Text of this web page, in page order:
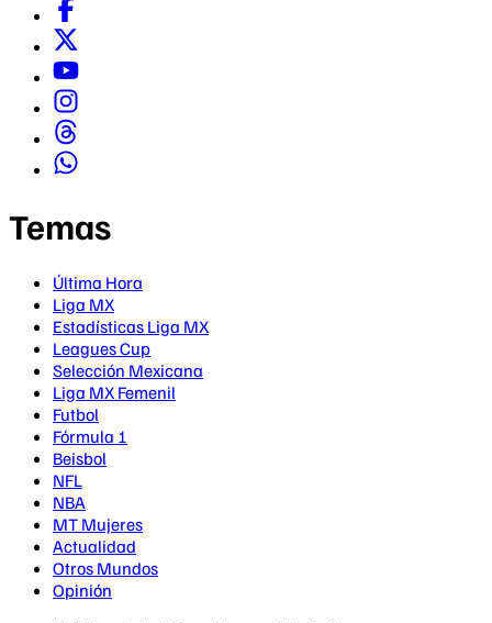
Temas
Última Hora
Liga MX
Estadísticas Liga MX
Leagues Cup
Selección Mexicana
Liga MX Femenil
Futbol
Fórmula 1
Beisbol
NFL
NBA
MT Mujeres
Actualidad
Otros Mundos
Opinión